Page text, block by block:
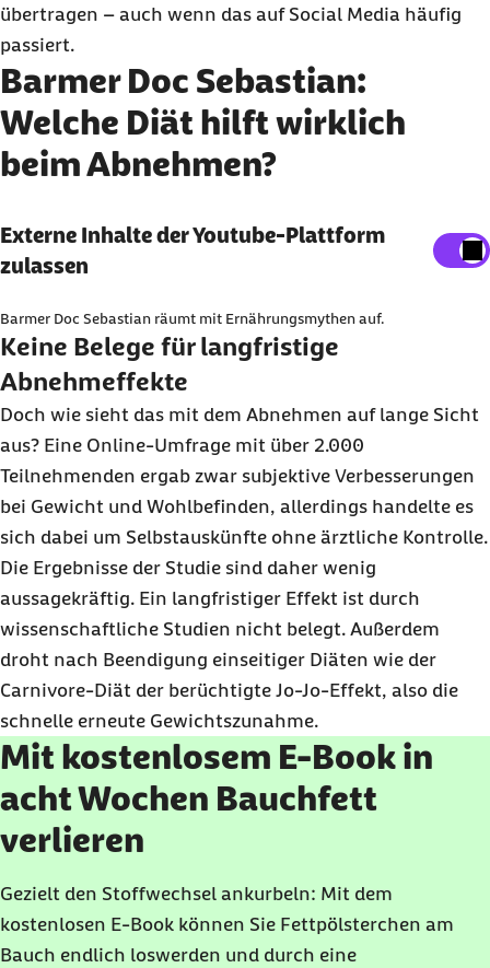
übertragen – auch wenn das auf Social Media häufig
passiert.
Barmer Doc Sebastian:
Welche Diät hilft wirklich
beim Abnehmen?
Externe Inhalte der Youtube-Plattform
anzeigen
Inhalte auf der Website anzeigen zu lassen.
Ich bin damit einverstanden, dass personenbezogene
Daten an Drittplattform übermittelt werden. Mehr dazu
in unsererDatenschutzerklärung.
Externe Inhalte der Youtube-Plattform
zulassen
Barmer Doc Sebastian räumt mit Ernährungsmythen auf.
Keine Belege für langfristige
Abnehmeffekte
Doch wie sieht das mit dem Abnehmen auf lange Sicht
aus? Eine Online-Umfrage mit über 2.000
Teilnehmenden ergab zwar subjektive Verbesserungen
bei Gewicht und Wohlbefinden, allerdings handelte es
sich dabei um Selbstauskünfte ohne ärztliche Kontrolle.
Die Ergebnisse der Studie sind daher wenig
aussagekräftig. Ein langfristiger Effekt ist durch
wissenschaftliche Studien nicht belegt. Außerdem
droht nach Beendigung einseitiger Diäten wie der
Carnivore-Diät der berüchtigte Jo-Jo-Effekt, also die
schnelle erneute Gewichtszunahme.
Mit kostenlosem E-Book in
acht Wochen Bauchfett
verlieren
Gezielt den Stoffwechsel ankurbeln: Mit dem
kostenlosen E-Book können Sie Fettpölsterchen am
Bauch endlich loswerden und durch eine